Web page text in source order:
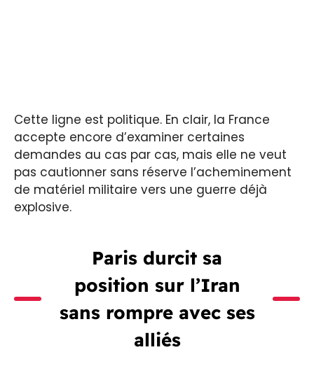
Cette ligne est politique. En clair, la France
accepte encore d’examiner certaines
demandes au cas par cas, mais elle ne veut
pas cautionner sans réserve l’acheminement
de matériel militaire vers une guerre déjà
explosive.
Paris durcit sa
position sur l’Iran
sans rompre avec ses
alliés